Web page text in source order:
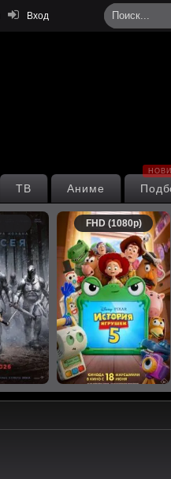
Вход
Аниме
ТВ
FHD (1080p)